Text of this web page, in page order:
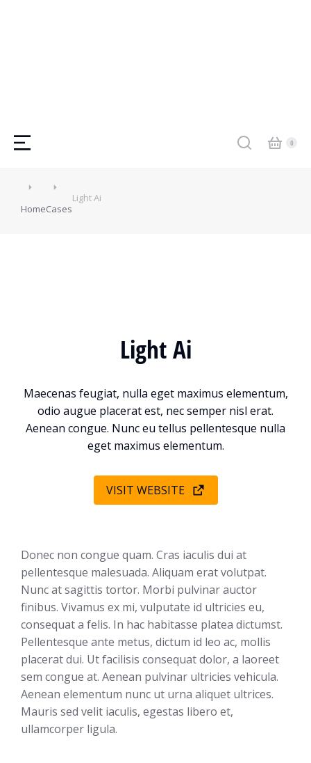
HomeCases
Light Ai
Light Ai
Maecenas feugiat, nulla eget maximus elementum,
odio augue placerat est, nec semper nisl erat.
Aenean congue. Nunc eu tellus pellentesque nulla
eget maximus elementum.
VISIT WEBSITE
Donec non congue quam. Cras iaculis dui at
pellentesque malesuada. Aliquam erat volutpat.
Nunc at sagittis tortor. Morbi pulvinar auctor
finibus. Vivamus ex mi, vulputate id ultricies eu,
consequat a felis. In hac habitasse platea dictumst.
Pellentesque ante metus, dictum id leo ac, mollis
placerat dui. Ut facilisis consequat dolor, a laoreet
sem congue at. Aenean pulvinar ultricies vehicula.
Aenean elementum nunc ut urna aliquet ultrices.
Mauris sed velit iaculis, egestas libero et,
ullamcorper ligula.